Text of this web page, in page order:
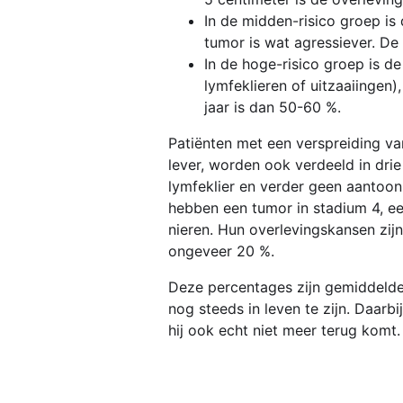
In de midden-risico groep
tumor is wat agressiever.
In de hoge-risico groep is
lymfeklieren of
jaar is dan 50-60 %.
Patiënten met een verspreiding
lever, worden ook verdeeld in
lymfeklier en verder geen
hebben een tumor in stadium 4,
nieren. Hun overlevingskansen
ongeveer 20 %.
Deze percentages zijn
nog steeds in leven te zijn.
hij ook echt niet meer terug komt.